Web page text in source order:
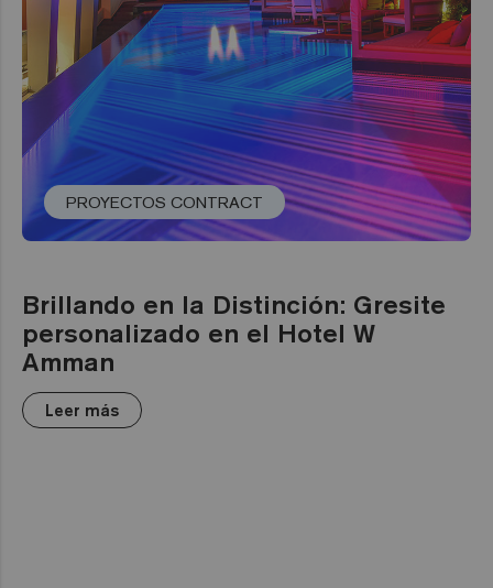
PROYECTOS CONTRACT
Brillando en la Distinción: Gresite
personalizado en el Hotel W
Amman
Leer más